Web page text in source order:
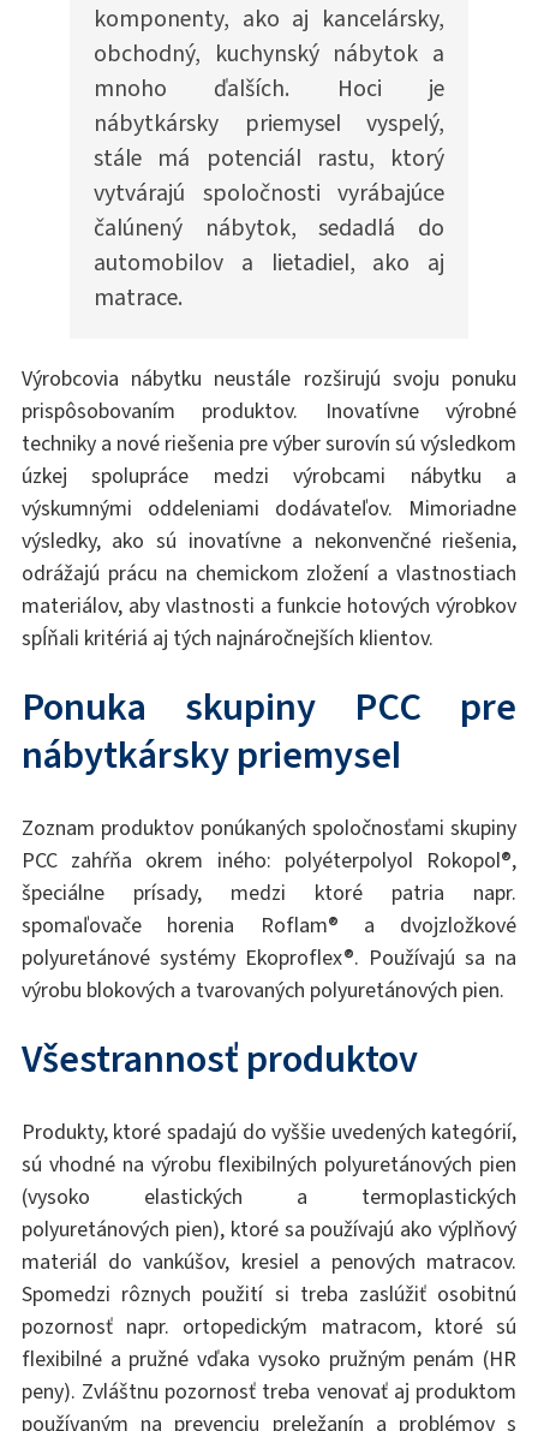
komponenty, ako aj kancelársky,
obchodný, kuchynský nábytok a
mnoho ďalších. Hoci je
nábytkársky priemysel vyspelý,
stále má potenciál rastu, ktorý
vytvárajú spoločnosti vyrábajúce
čalúnený nábytok, sedadlá do
automobilov a lietadiel, ako aj
matrace.
Výrobcovia nábytku neustále rozširujú svoju ponuku
prispôsobovaním produktov. Inovatívne výrobné
techniky a nové riešenia pre výber surovín sú výsledkom
úzkej spolupráce medzi výrobcami nábytku a
výskumnými oddeleniami dodávateľov. Mimoriadne
výsledky, ako sú inovatívne a nekonvenčné riešenia,
odrážajú prácu na chemickom zložení a vlastnostiach
materiálov, aby vlastnosti a funkcie hotových výrobkov
spĺňali kritériá aj tých najnáročnejších klientov.
Ponuka skupiny PCC pre
nábytkársky priemysel
Zoznam produktov ponúkaných spoločnosťami skupiny
PCC zahŕňa okrem iného: polyéterpolyol Rokopol®,
špeciálne prísady, medzi ktoré patria napr.
spomaľovače horenia Roflam® a dvojzložkové
polyuretánové systémy Ekoproflex®. Používajú sa na
výrobu blokových a tvarovaných polyuretánových pien.
Všestrannosť produktov
Produkty, ktoré spadajú do vyššie uvedených kategórií,
sú vhodné na výrobu flexibilných polyuretánových pien
(vysoko elastických a termoplastických
polyuretánových pien), ktoré sa používajú ako výplňový
materiál do vankúšov, kresiel a penových matracov.
Spomedzi rôznych použití si treba zaslúžiť osobitnú
pozornosť napr. ortopedickým matracom, ktoré sú
flexibilné a pružné vďaka vysoko pružným penám (HR
peny). Zvláštnu pozornosť treba venovať aj produktom
používaným na prevenciu preležanín a problémov s